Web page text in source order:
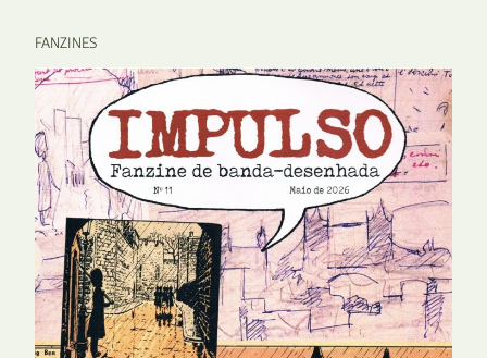
FANZINES